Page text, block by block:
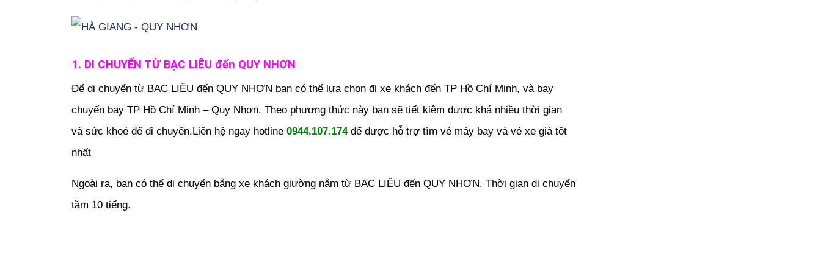
1. DI CHUYỂN TỪ BẠC LIÊU đến QUY NHƠN
Để di chuyển từ BẠC LIÊU đến QUY NHƠN bạn có thể lựa chọn đi xe khách đến TP Hồ Chí Minh, và bay
chuyến bay TP Hồ Chí Minh – Quy Nhơn. Theo phương thức này bạn sẽ tiết kiệm được khá nhiều thời gian
và sức khoẻ để di chuyển.Liên hệ ngay hotline 0944.107.174 để được hỗ trợ tìm vé máy bay và vé xe giá tốt
nhất
Ngoài ra, bạn có thể di chuyển bằng xe khách giường nằm từ BẠC LIÊU đến QUY NHƠN. Thời gian di chuyển
tầm 10 tiếng.